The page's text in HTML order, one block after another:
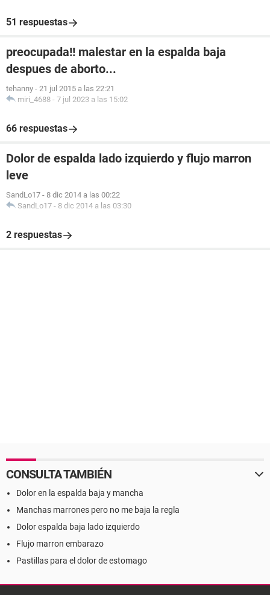
51 respuestas
preocupada!! malestar en la espalda baja
despues de aborto...
tehanny - 21 jul 2015 a las 22:21
miri_4688 - 7 jul 2023 a las 15:02
66 respuestas
Dolor de espalda lado izquierdo y flujo marron
leve
SandLo17 - 8 dic 2014 a las 00:22
SandLo17 - 8 dic 2014 a las 03:30
2 respuestas
CONSULTA TAMBIÉN
Dolor en la espalda baja y mancha
Manchas marrones pero no me baja la regla
Dolor espalda baja lado izquierdo
Flujo marron embarazo
Pastillas para el dolor de estomago